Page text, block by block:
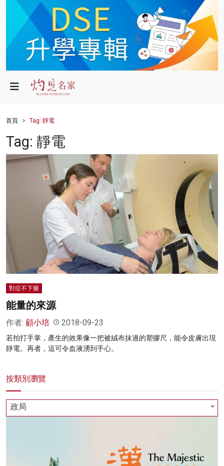
政局
財經
健康
灼見活動
首頁 Tag: 靜電
Tag: 靜電
對症不下藥
能量的來源
作者: 顧小培 2018-09-23
若拍打手掌，產生的效果像一把被絨布抹過的塑膠尺，能令皮膚出現
靜電。再者，這可令血液湧到手心。
按類別瀏覽
政局